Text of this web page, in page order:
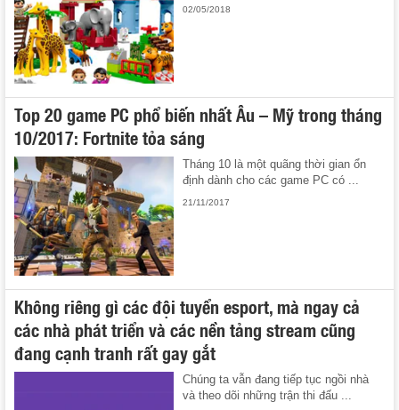
02/05/2018
Top 20 game PC phổ biến nhất Âu – Mỹ trong tháng
10/2017: Fortnite tỏa sáng
Tháng 10 là một quãng thời gian ổn
định dành cho các game PC có ...
21/11/2017
Không riêng gì các đội tuyển esport, mà ngay cả
các nhà phát triển và các nền tảng stream cũng
đang cạnh tranh rất gay gắt
Chúng ta vẫn đang tiếp tục ngồi nhà
và theo dõi những trận thi đấu ...